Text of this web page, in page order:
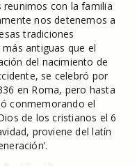
con la familia
nos detenemos a
tradiciones
antiguas que el
del nacimiento de
se celebró por
en Roma, pero hasta
conmemorando el
de los cristianos el 6
proviene del latín